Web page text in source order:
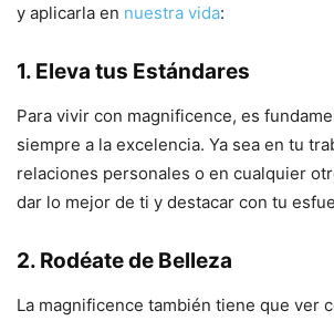
y aplicarla en nuestra vida:
1. Eleva tus Estándares
Para vivir con magnificence, es
siempre a la excelencia. Ya sea en tu
relaciones personales o en cualquier
dar lo mejor de ti y destacar con tu
2. Rodéate de Belleza
La magnificence también tiene que ver